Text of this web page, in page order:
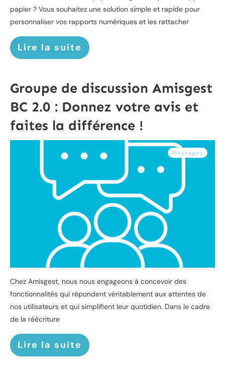
papier ? Vous souhaitez une solution simple et rapide pour
personnaliser vos rapports numériques et les rattacher
Lire la suite
Groupe de discussion Amisgest
BC 2.0 : Donnez votre avis et
faites la différence !
Messages
Chez Amisgest, nous nous engageons à concevoir des
fonctionnalités qui répondent véritablement aux attentes de
nos utilisateurs et qui simplifient leur quotidien. Dans le cadre
de la réécriture
Lire la suite